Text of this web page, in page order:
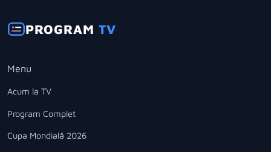
PROGRAMTV
Menu
Acum la TV
Program Complet
Cupa Mondială 2026